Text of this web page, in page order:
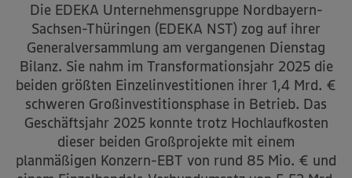
Die EDEKA Unternehmensgruppe Nordbayern-
Sachsen-Thüringen (EDEKA NST) zog auf ihrer
Generalversammlung am vergangenen Dienstag
Bilanz. Sie nahm im Transformationsjahr 2025 die
beiden größten Einzelinvestitionen ihrer 1,4 Mrd. €
schweren Großinvestitionsphase in Betrieb. Das
Geschäftsjahr 2025 konnte trotz Hochlaufkosten
dieser beiden Großprojekte mit einem
planmäßigen Konzern-EBT von rund 85 Mio. € und